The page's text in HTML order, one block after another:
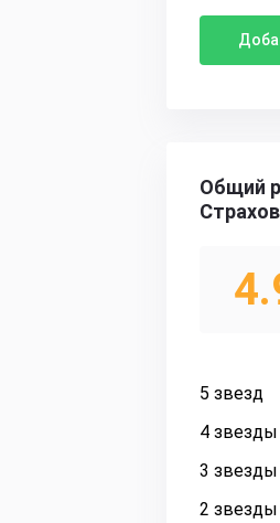
Общий
5 звезд
4 звезды
3 звезды
2 звезды